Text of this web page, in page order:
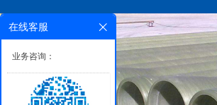
在线客服
业务咨询：